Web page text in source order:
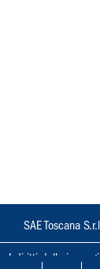
SAE Toscana
I diritti delle